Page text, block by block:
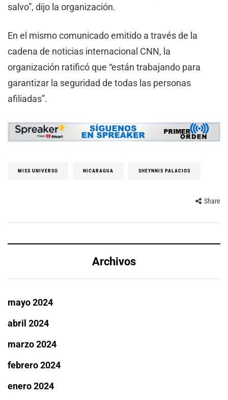
salvo”, dijo la organización.
En el mismo comunicado emitido a través de la
cadena de noticias internacional CNN, la
organización ratificó que “están trabajando para
garantizar la seguridad de todas las personas
afiliadas”.
MISS UNIVERSO NICARAGUA SHEYNNIS PALACIOS
Share
Archivos
mayo 2024
abril 2024
marzo 2024
febrero 2024
enero 2024